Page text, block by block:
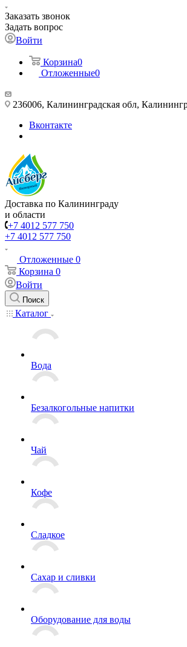
Заказать звонок
Задать вопрос
Войти
Корзина0
Отложенные0
236006, Калининградская обл,
Вконтакте
Доставка по Калининграду
и области
+7 4012 577 750
+7 4012 577 750
Отложенные 0
Корзина 0
Войти
Поиск
Каталог
Вода
Безалкогольные напитки
Чай
Кофе
Сладкое
Сахар и сливки
Оборудование для воды